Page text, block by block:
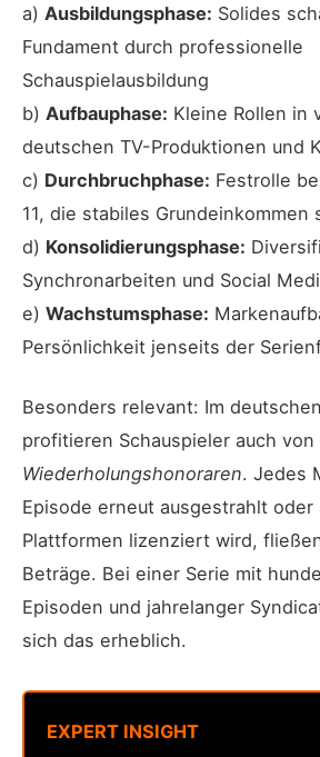
a) Ausbildungsphase: Solides
Fundament durch professionelle
Schauspielausbildung
b) Aufbauphase: Kleine Rollen in
deutschen TV-Produktionen und
c) Durchbruchphase: Festrolle
11, die stabiles Grundeinkommen
d) Konsolidierungsphase:
Synchronarbeiten und Social
e) Wachstumsphase:
Persönlichkeit jenseits der
Besonders relevant: Im
profitieren Schauspieler auch
Wiederholungshonoraren. Jedes
Episode erneut ausgestrahlt oder
Plattformen lizenziert wird,
Beträge. Bei einer Serie mit
Episoden und jahrelanger
sich das erheblich.
EXPERT INSIGHT